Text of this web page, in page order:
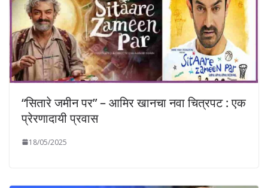
“सितारे जमीन पर” – आमिर खानचा नवा चित्रपट : एक
प्रेरणादायी प्रवास
18/05/2025